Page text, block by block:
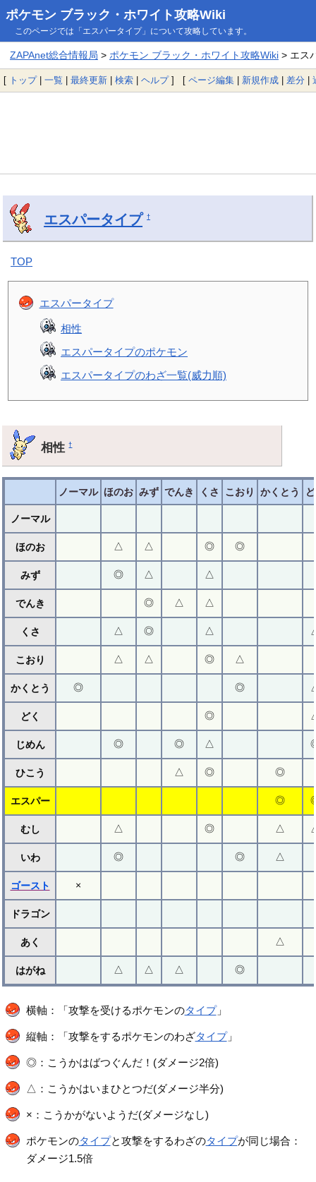
ポケモン ブラック・ホワイト攻略Wiki
このページでは「エスパータイプ」について攻略しています。
ZAPAnet総合情報局 > ポケモン ブラック・ホワイト攻略Wiki> エス
[ トップ| 一覧 | 最終更新 | 検索 | ヘルプ] [ ページ編集 | 新規作成 | 差分 |
エスパータイプ †
TOP
エスパータイプ
相性
エスパータイプのポケモン
エスパータイプのわざ一覧(威力順)
相性†
ノーマル ほのお みず でんき くさ こおり かくとう
ノーマル
ほのお △ △ ◎ ◎
みず ◎ △ △
でんき ◎ △ △
くさ △ ◎ △
こおり △ △ ◎ △
かくとう ◎ ◎
どく ◎
じめん ◎ ◎ △
ひこう △ ◎ ◎
エスパー ◎
むし △ ◎ △
いわ ◎ ◎ △
ゴースト ×
ドラゴン
あく △
はがね △ △ △ ◎
横軸：「攻撃を受けるポケモンのタイプ」
縦軸：「攻撃をするポケモンのわざタイプ」
◎：こうかはばつぐんだ！(ダメージ2倍)
△：こうかはいまひとつだ(ダメージ半分)
×：こうかがないようだ(ダメージなし)
ポケモンのタイプと攻撃をするわざのタイプが同じ場合：
ダメージ1.5倍